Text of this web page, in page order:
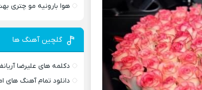
هوا بارونیه مو چتری
گلچین آهنگ ها
دکلمه های علیرضا
دانلود تمام آهنگ های